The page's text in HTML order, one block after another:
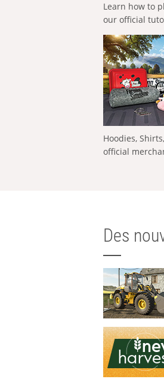
Learn how to
our official
Hoodies,
official
Des